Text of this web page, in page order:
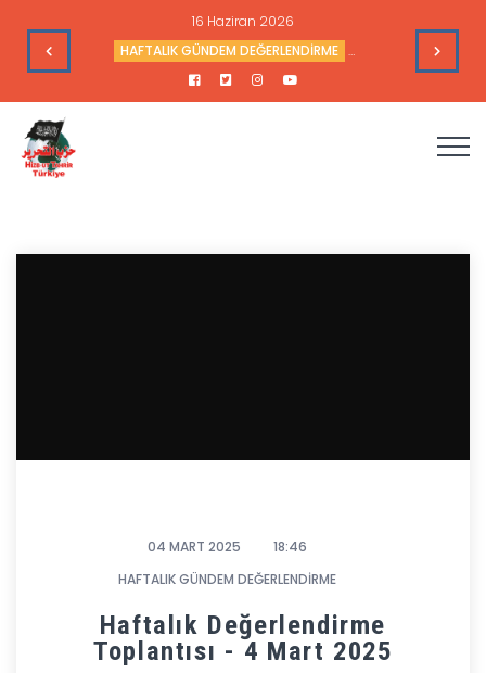
16 Haziran 2026
HAFTALIK GÜNDEM DEĞERLENDİRME Haftalık
04 MART 2025
18:46
HAFTALIK GÜNDEM DEĞERLENDİRME
Haftalık Değerlendirme
Toplantısı - 4 Mart 2025